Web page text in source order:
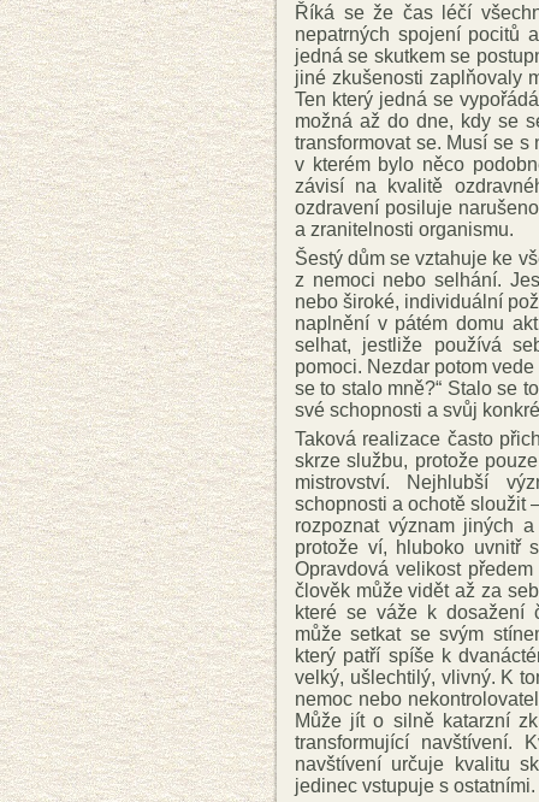
Říká se že čas léčí
nepatrných spojení pocitů
jedná se skutkem se
jiné zkušenosti zaplňovaly
Ten který jedná se
možná až do dne, kdy se
transformovat se. Musí se
v kterém bylo něco
závisí na kvalitě
ozdravení posiluje
a zranitelnosti organismu.
Šestý dům se vztahuje ke
z nemoci nebo selhání.
nebo široké, individuální
naplnění v pátém domu
selhat, jestliže používá
pomoci. Nezdar potom
se to stalo mně?“ Stalo se
své schopnosti a svůj
Taková realizace často
skrze službu, protože
mistrovství. Nejhlubší
schopnosti a ochotě sloužit
rozpoznat význam jiných
protože ví, hluboko uvnitř
Opravdová velikost
člověk může vidět až za
které se váže k dosažení
může setkat se svým
který patří spíše k
velký, ušlechtilý, vlivný. K
nemoc nebo
Může jít o silně katarzní
transformující navštívení.
navštívení určuje kvalitu
jedinec vstupuje s ostatními.